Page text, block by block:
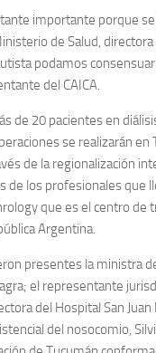
importante porque
de Salud, directora
podamos
del CAICA.
de 20 pacientes en
se realizarán en
de la regionalización
de los profesionales que
que es el centro de
Argentina.
presentes la ministra
el representante
del Hospital San
del nosocomio,